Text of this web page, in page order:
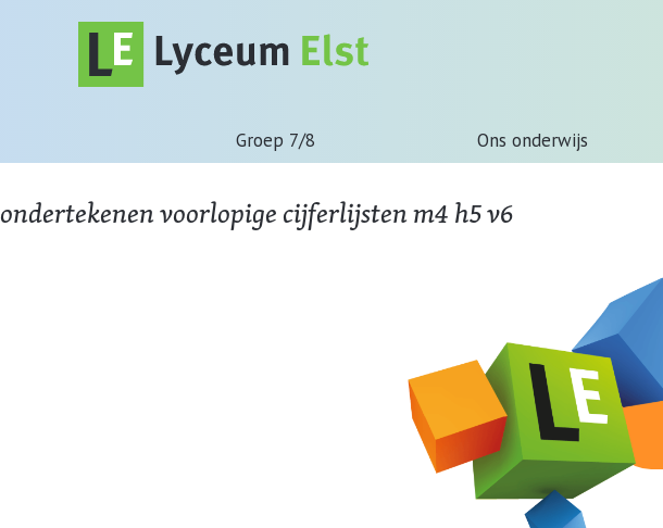
Groep 7/8 Ons onderwijs
ondertekenen voorlopige cijferlijsten m4 h5 v6